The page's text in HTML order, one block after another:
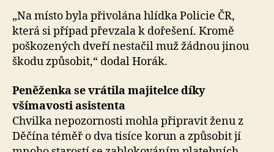
„Na místo byla přivolána hlídka Policie ČR,
která si případ převzala k dořešení. Kromě
poškozených dveří nestačil muž žádnou jinou
škodu způsobit,“ dodal Horák.
Peněženka se vrátila majitelce díky
všímavosti asistenta
Chvilka nepozornosti mohla připravit ženu z
Děčína téměř o dva tisíce korun a způsobit jí